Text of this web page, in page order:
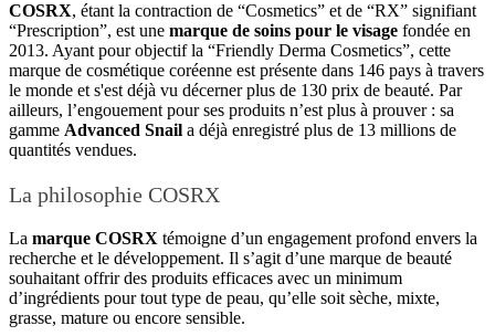
COSRX, étant la contraction de “Cosmetics” et de “RX” signifiant
“Prescription”, est une marque de soins pour le visage fondée en
2013. Ayant pour objectif la “Friendly Derma Cosmetics”, cette
marque de cosmétique coréenne est présente dans 146 pays à travers
le monde et s'est déjà vu décerner plus de 130 prix de beauté. Par
ailleurs, l’engouement pour ses produits n’est plus à prouver : sa
gamme Advanced Snail a déjà enregistré plus de 13 millions de
quantités vendues.
La philosophie COSRX
La marque COSRX témoigne d’un engagement profond envers la
recherche et le développement. Il s’agit d’une marque de beauté
souhaitant offrir des produits efficaces avec un minimum
d’ingrédients pour tout type de peau, qu’elle soit sèche, mixte,
grasse, mature ou encore sensible.